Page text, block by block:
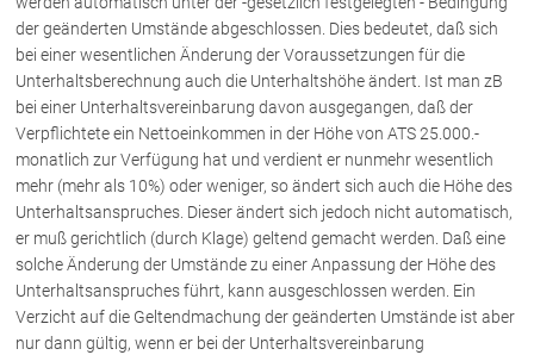
der geänderten Umstände abgeschlossen. Dies bedeutet, daß sich
bei einer wesentlichen Änderung der Voraussetzungen für die
Unterhaltsberechnung auch die Unterhaltshöhe ändert. Ist man zB
bei einer Unterhaltsvereinbarung davon ausgegangen, daß der
Verpflichtete ein Nettoeinkommen in der Höhe von ATS 25.000.-
monatlich zur Verfügung hat und verdient er nunmehr wesentlich
mehr (mehr als 10%) oder weniger, so ändert sich auch die Höhe des
Unterhaltsanspruches. Dieser ändert sich jedoch nicht automatisch,
er muß gerichtlich (durch Klage) geltend gemacht werden. Daß eine
solche Änderung der Umstände zu einer Anpassung der Höhe des
Unterhaltsanspruches führt, kann ausgeschlossen werden. Ein
Verzicht auf die Geltendmachung der geänderten Umstände ist aber
nur dann gültig, wenn er bei der Unterhaltsvereinbarung